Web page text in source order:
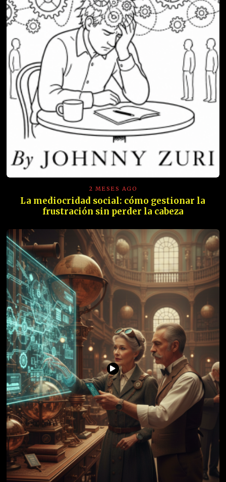
2 MESES AGO
La mediocridad social: cómo gestionar la
frustración sin perder la cabeza